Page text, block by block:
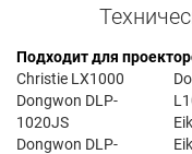
Подходит для
Christie LX1000
Dongwon DLP-
1020JS
Dongwon DLP-